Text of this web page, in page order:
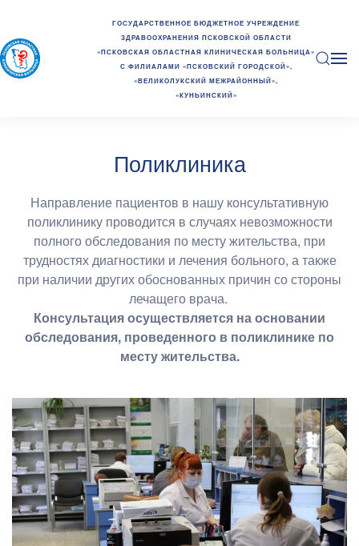
ГОСУДАРСТВЕННОЕ БЮДЖЕТНОЕ УЧРЕЖДЕНИЕ
ЗДРАВООХРАНЕНИЯ ПСКОВСКОЙ ОБЛАСТИ
«ПСКОВСКАЯ ОБЛАСТНАЯ КЛИНИЧЕСКАЯ БОЛЬНИЦА»
С ФИЛИАЛАМИ «ПСКОВСКИЙ ГОРОДСКОЙ»,
«ВЕЛИКОЛУКСКИЙ МЕЖРАЙОННЫЙ»,
«КУНЬИНСКИЙ»
Поликлиника
Направление пациентов в нашу консультативную
поликлинику проводится в случаях невозможности
полного обследования по месту жительства, при
трудностях диагностики и лечения больного, а также
при наличии других обоснованных причин со стороны
лечащего врача.
Консультация осуществляется на основании
обследования, проведенного в поликлинике по
месту жительства.